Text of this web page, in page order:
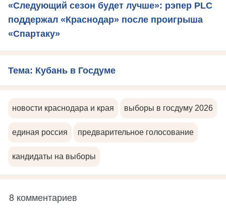
«Следующий сезон будет лучше»: рэпер PLC
поддержал «Краснодар» после проигрыша
«Спартаку»
Тема: Кубань в Госдуме
новости краснодара и края выборы в госдуму 2026
единая россия предварительное голосование
кандидаты на выборы
8 комментариев